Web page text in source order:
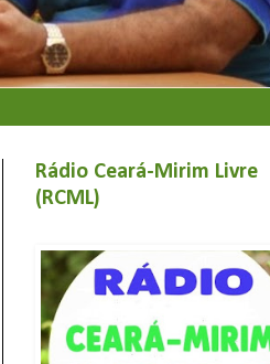
Rádio Ceará-Mirim Livre
(RCML)